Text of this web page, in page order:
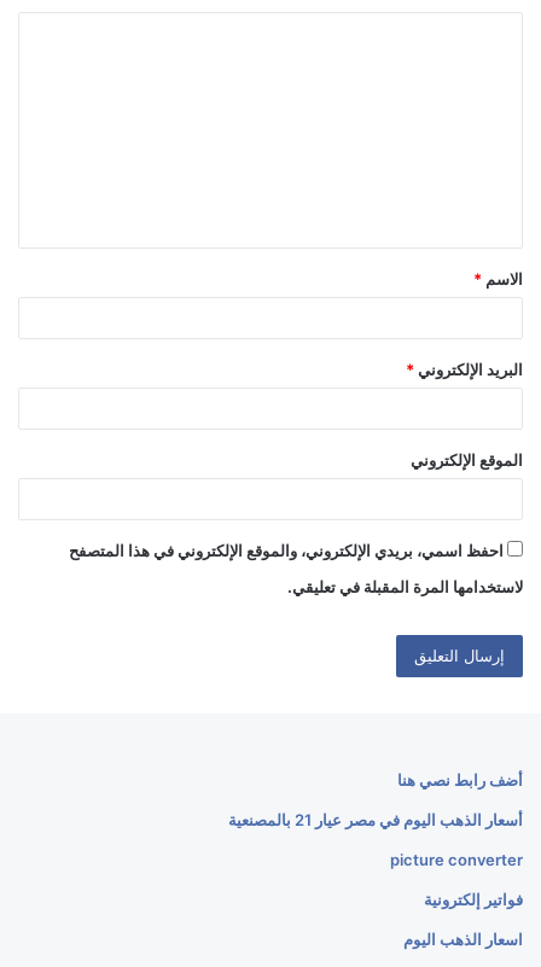
ق
*
الاسم *
البريد الإلكتروني *
الموقع الإلكتروني
احفظ اسمي، بريدي الإلكتروني، والموقع الإلكتروني في هذا المتصفح
لاستخدامها المرة المقبلة في تعليقي.
أضف رابط نصي هنا
أسعار الذهب اليوم في مصر عيار 21 بالمصنعية
picture converter
فواتير إلكترونية
اسعار الذهب اليوم